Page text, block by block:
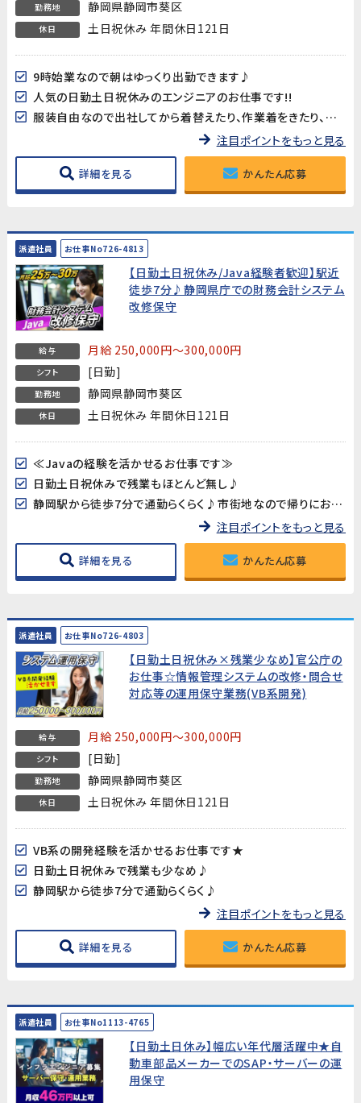
勤務地 静岡県静岡市葵区
休日 土日祝休み 年間休日121日
9時始業なので朝はゆっくり出勤できます♪
人気の日勤土日祝休みのエンジニアのお仕事です!!
服装自由なので出社してから着替えたり、作業着をきたり、というな手間なし♪
注目ポイントをもっと見る
詳細を見る かんたん応募
派遣社員 お仕事No726-4813
【日勤土日祝休み/Java経験者歓迎】駅近
徒歩7分♪静岡県庁での財務会計システム
改修保守
給与 月給 250,000円～300,000円
シフト [日勤]
勤務地 静岡県静岡市葵区
休日 土日祝休み 年間休日121日
≪Javaの経験を活かせるお仕事です≫
日勤土日祝休みで残業もほとんど無し♪
静岡駅から徒歩7分で通勤らくらく♪市街地なので帰りにお買い物もできちゃいます◎
注目ポイントをもっと見る
詳細を見る かんたん応募
派遣社員 お仕事No726-4803
【日勤土日祝休み×残業少なめ】官公庁の
お仕事☆情報管理システムの改修・問合せ
対応等の運用保守業務(VB系開発)
給与 月給 250,000円～300,000円
シフト [日勤]
勤務地 静岡県静岡市葵区
休日 土日祝休み 年間休日121日
VB系の開発経験を活かせるお仕事です★
日勤土日祝休みで残業も少なめ♪
静岡駅から徒歩7分で通勤らくらく♪
注目ポイントをもっと見る
詳細を見る かんたん応募
派遣社員 お仕事No1113-4765
【日勤土日休み】幅広い年代層活躍中★自
動車部品メーカーでのSAP・サーバーの運
用保守